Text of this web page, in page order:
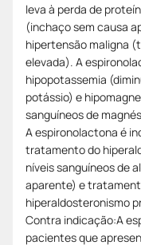
leva à perda de
(inchaço sem causa
hipertensão maligna
elevada). A
hipopotassemia
potássio) e
sanguíneos de
A espironolactona é
tratamento do
níveis sanguíneos de
aparente) e
hiperaldosteronismo
Contra indicação:A
pacientes que